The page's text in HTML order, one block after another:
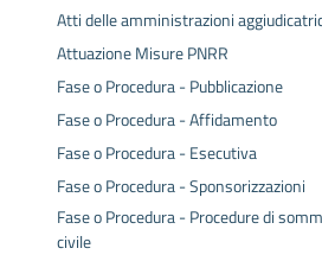
Atti delle amministrazioni
Attuazione Misure PNRR
Fase o Procedura - Pubblicazione
Fase o Procedura - Affidamento
Fase o Procedura - Esecutiva
Fase o Procedura - Sponsorizzazioni
Fase o Procedura - Procedure di
civile